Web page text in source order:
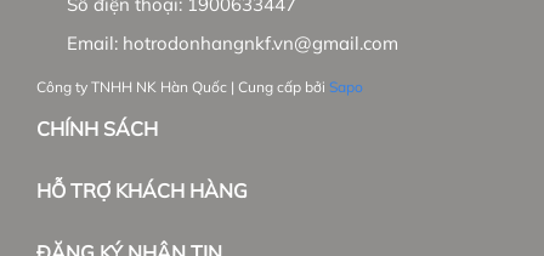
#aosomicaocap #aomoi #aosomink #sominugiare
#sominuhanquoc #somitayngan #somiunisex
#somicoctaynu #somidep #sominudep
#somitayngan #somitrang #somiformrong
Số điện thoại: 1900633447
Email: hotrodonhangnkf.vn@gmail.com
Công ty TNHH NK Hàn Quốc | Cung cấp bởi Sapo
CHÍNH SÁCH
HỖ TRỢ KHÁCH HÀNG